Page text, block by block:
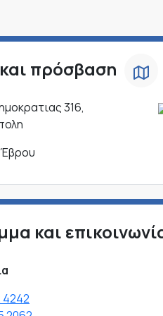
πρόσβαση
316,
Έβρου
και
4242